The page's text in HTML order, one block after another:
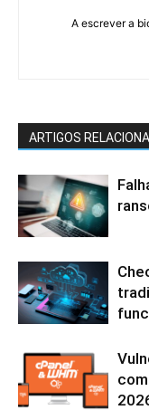
A escrever a
ARTIGOS